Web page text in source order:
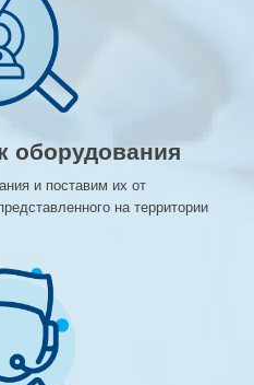
оборудования
и поставим их от
на территории